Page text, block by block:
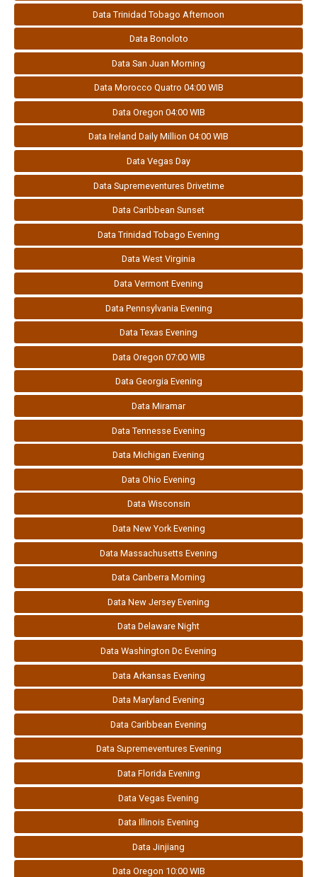
Data Trinidad Tobago Afternoon
Data Bonoloto
Data San Juan Morning
Data Morocco Quatro 04:00 WIB
Data Oregon 04:00 WIB
Data Ireland Daily Million 04:00 WIB
Data Vegas Day
Data Supremeventures Drivetime
Data Caribbean Sunset
Data Trinidad Tobago Evening
Data West Virginia
Data Vermont Evening
Data Pennsylvania Evening
Data Texas Evening
Data Oregon 07:00 WIB
Data Georgia Evening
Data Miramar
Data Tennesse Evening
Data Michigan Evening
Data Ohio Evening
Data Wisconsin
Data New York Evening
Data Massachusetts Evening
Data Canberra Morning
Data New Jersey Evening
Data Delaware Night
Data Washington Dc Evening
Data Arkansas Evening
Data Maryland Evening
Data Caribbean Evening
Data Supremeventures Evening
Data Florida Evening
Data Vegas Evening
Data Illinois Evening
Data Jinjiang
Data Oregon 10:00 WIB